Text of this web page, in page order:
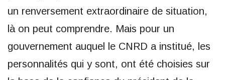
un renversement extraordinaire de situation,
là on peut comprendre. Mais pour un
gouvernement auquel le CNRD a institué, les
personnalités qui y sont, ont été choisies sur